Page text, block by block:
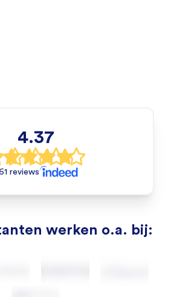
4.37
reviews
werken o.a. bij: